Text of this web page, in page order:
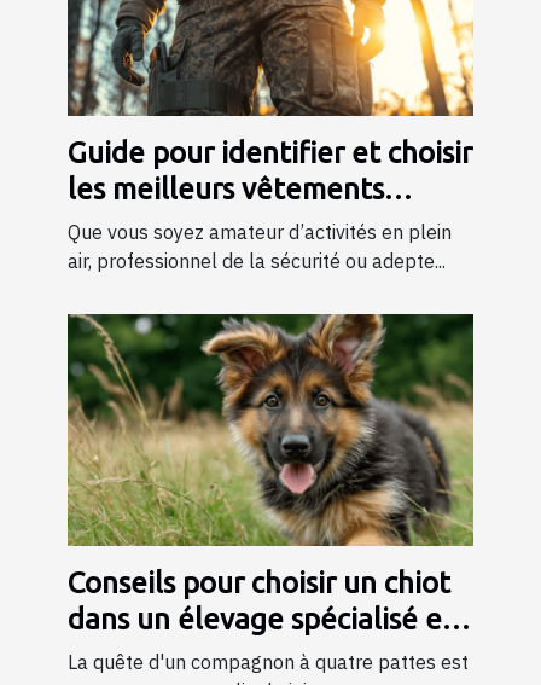
Guide pour identifier et choisir
les meilleurs vêtements
tactiques
Que vous soyez amateur d’activités en plein
air, professionnel de la sécurité ou adepte...
Conseils pour choisir un chiot
dans un élevage spécialisé en
bergers
La quête d'un compagnon à quatre pattes est